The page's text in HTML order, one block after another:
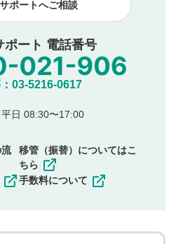
とは無関係の内容の投稿
や差別的表現投稿
内容の投稿
番号など個人を特定できる情報の
導や営利目的、広告・宣伝を目
、著作権、その他の知的財産
切と判断した投稿
コメントの変更・削除はできま
ます。また、利用者は、コメント
ポートへご相談
ポート 電話番号
：03-5216-0617
日 08:30〜17:00
移管（振替）についてはこ
ちら
手数料について